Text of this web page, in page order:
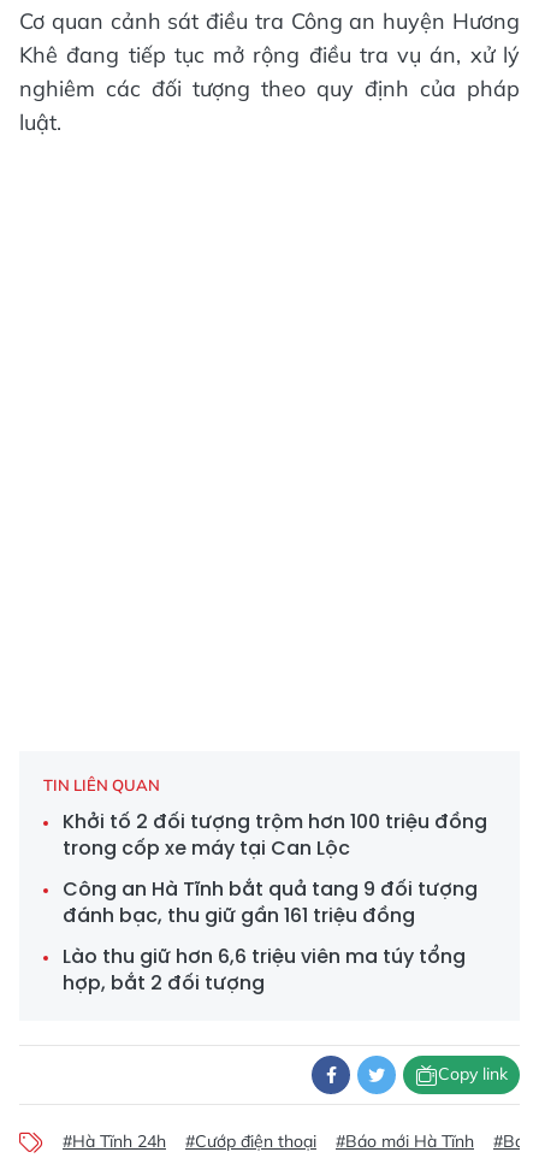
Cơ quan cảnh sát điều tra Công an huyện Hương
Khê đang tiếp tục mở rộng điều tra vụ án, xử lý
nghiêm các đối tượng theo quy định của pháp
luật.
TIN LIÊN QUAN
Khởi tố 2 đối tượng trộm hơn 100 triệu đồng
trong cốp xe máy tại Can Lộc
Công an Hà Tĩnh bắt quả tang 9 đối tượng
đánh bạc, thu giữ gần 161 triệu đồng
Lào thu giữ hơn 6,6 triệu viên ma túy tổng
hợp, bắt 2 đối tượng
Copy link
#Hà Tĩnh 24h #Cướp điện thoại #Báo mới Hà Tĩnh #Báo